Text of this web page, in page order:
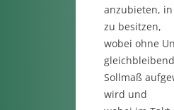
anzubieten,
zu besitzen,
wobei ohne
Sollmaß
wird und